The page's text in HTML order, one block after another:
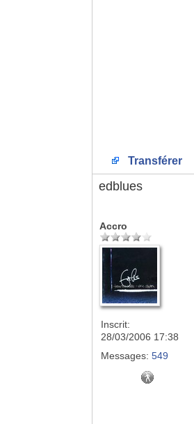
Transférer
edblues
Accro
Inscrit:
28/03/2006 17:38
Messages: 549